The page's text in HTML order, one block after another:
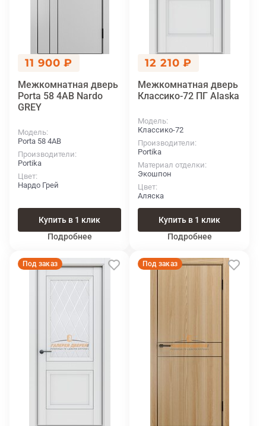
11 900 ₽
Межкомнатная дверь
Porta 58 4АВ Nardo
GREY
Модель
Porta 58 4АВ
Производители
Portika
Цвет
Нардо Грей
Купить в 1 клик
Подробнее
12 210 ₽
Межкомнатная дверь
Классико-72 ПГ Alaska
Модель
Классико-72
Производители
Portika
Материал отделки
Экошпон
Цвет
Аляска
Купить в 1 клик
Подробнее
Под заказ Под заказ